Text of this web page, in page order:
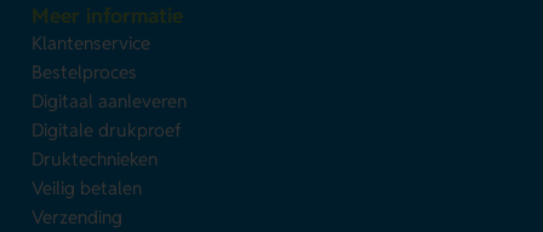
Meer informatie
Klantenservice
Bestelproces
Digitaal aanleveren
Digitale drukproef
Druktechnieken
Veilig betalen
Verzending